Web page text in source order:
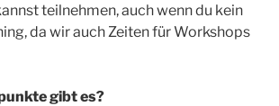
teilnehmen, auch wenn du kein
da wir auch Zeiten für Workshops
gibt es?